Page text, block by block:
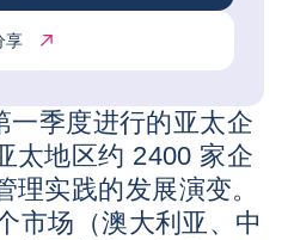
享
一季度进行的亚太企
太地区约 2400 家企
理实践的发展演变。
市场（澳大利亚、中